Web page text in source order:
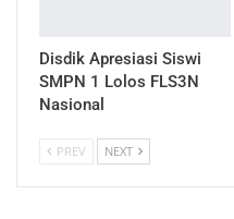
Disdik Apresiasi Siswi
SMPN 1 Lolos FLS3N
Nasional
PREV NEXT